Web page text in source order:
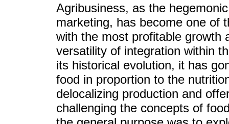
Agribusiness, as the
marketing, has become one of
with the most profitable growth
versatility of integration within
its historical evolution, it has
food in proportion to the
delocalizing production and
challenging the concepts of